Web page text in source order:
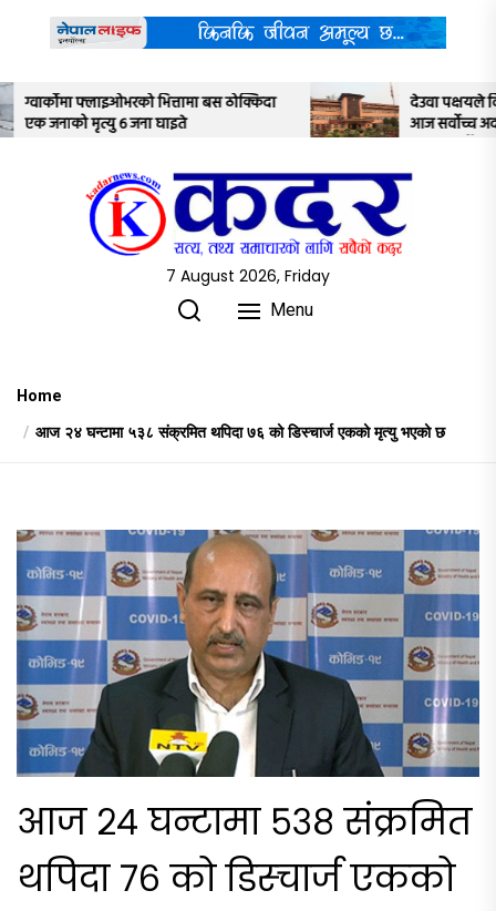
content
देउवा पक्षयले दिएकोे पुनरावलोकन निवेदनमाथि
आज सर्वोच्च अदालतका तीन न्यायाधीशले
7 August 2026, Friday
Menu
Home
आज २४ घन्टामा ५३८ संक्रमित थपिदा ७६ को डिस्चार्ज एकको मृत्यु भएको छ
आज २४ घन्टामा ५३८ संक्रमित
थपिदा ७६ को डिस्चार्ज एकको